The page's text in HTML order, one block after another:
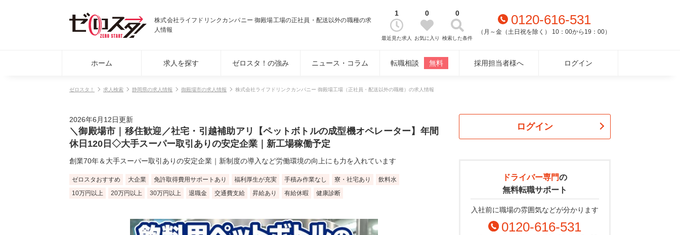
株式会社ライフドリンクカンパニー 御殿場工場の正社員・配送以外の職種の求
人情報
1
最近見た求人
0
お気に入り
0
検索した条件
0120-616-531
（月～金（土日祝を除く） 10：00から19：00）
ホーム 求人を探す ゼロスタ！の強み ニュース・コラム 転職相談 無料 採用担当者様へ ログイン
ゼロスタ！ 求人検索 静岡県の求人情報 御殿場市の求人情報 株式会社ライフドリンクカンパニー 御殿場工場（正社員・配送以外の職種）の求人情報
2026年6月12日更新
＼御殿場市｜移住歓迎／社宅・引越補助アリ【ペットボトルの成型機オペレーター】年間
休日120日◇大手スーパー取引ありの安定企業｜新工場稼働予定
創業70年＆大手スーパー取引ありの安定企業｜新制度の導入など労働環境の向上にも力を入れています
ゼロスタおすすめ 大企業 免許取得費用サポートあり 福利厚生が充実 手積み作業なし 寮・社宅あり
飲料水
10万円以上
20万円以上 30万円以上 退職金 交通費支給 昇給あり 有給休暇 健康診断
ログイン
ドライバー専門の
無料転職サポート
入社前に職場の雰囲気などが分かります
0120-616-531